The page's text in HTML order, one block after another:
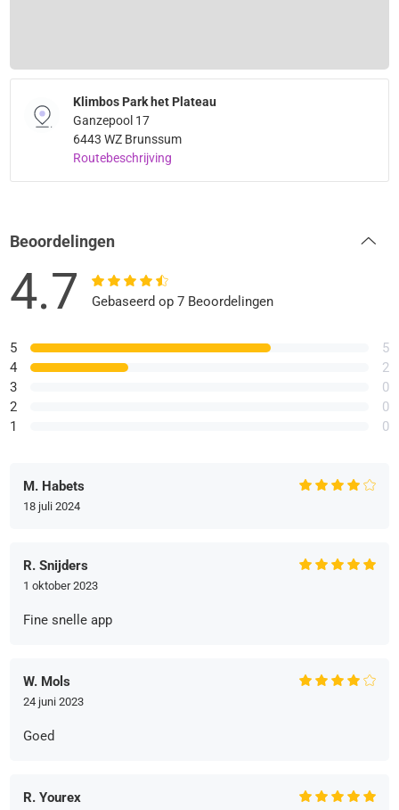
Klimbos Park het Plateau
Ganzepool 17
6443 WZ Brunssum
Routebeschrijving
Beoordelingen
4.7 Gebaseerd op 7 Beoordelingen
5
4
3
2
1
5
2
0
0
0
M. Habets
18 juli 2024
R. Snijders
1 oktober 2023
Fine snelle app
W. Mols
24 juni 2023
Goed
R. Yourex